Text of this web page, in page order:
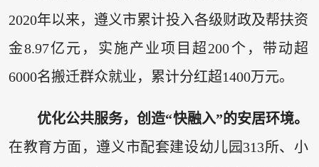
2020年以来，遵义市累计投入各级财政及帮扶资
金8.97亿元，实施产业项目超200个，带动超
6000名搬迁群众就业，累计分红超1400万元。
优化公共服务，创造“快融入”的安居环境。
在教育方面，遵义市配套建设幼儿园313所、小